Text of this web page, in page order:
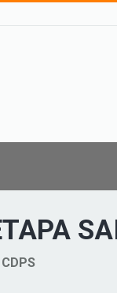
CDPS